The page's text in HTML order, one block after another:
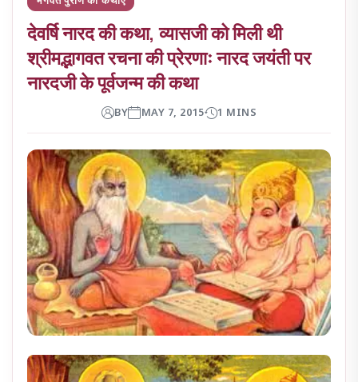
देवर्षि नारद की कथा, व्यासजी को मिली थी
श्रीमद्भागवत रचना की प्रेरणाः नारद जयंती पर
नारदजी के पूर्वजन्म की कथा
BY MAY 7, 2015 1 MINS